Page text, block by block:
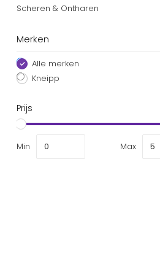
Scheren & Ontharen
Merken
Alle merken
Kneipp
Prijs
Min Max